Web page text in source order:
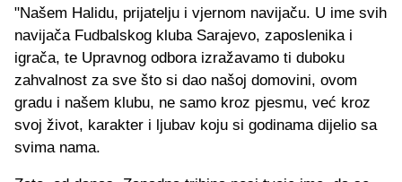
"Našem Halidu, prijatelju i vjernom navijaču. U ime svih
navijača Fudbalskog kluba Sarajevo, zaposlenika i
igrača, te Upravnog odbora izražavamo ti duboku
zahvalnost za sve što si dao našoj domovini, ovom
gradu i našem klubu, ne samo kroz pjesmu, već kroz
svoj život, karakter i ljubav koju si godinama dijelio sa
svima nama.